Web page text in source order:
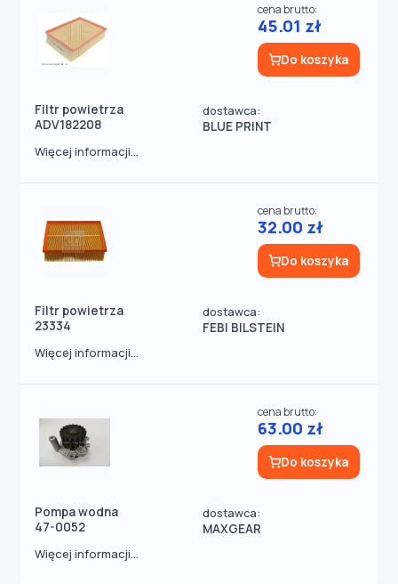
Filtr powietrza
ADV182208
dostawca:
BLUE PRINT
cena brutto:
45.01 zł
Do koszyka
Więcej informacji...
Filtr powietrza
23334
dostawca:
FEBI BILSTEIN
cena brutto:
32.00 zł
Do koszyka
Więcej informacji...
Pompa wodna
47-0052
dostawca:
MAXGEAR
cena brutto:
63.00 zł
Do koszyka
Więcej informacji...